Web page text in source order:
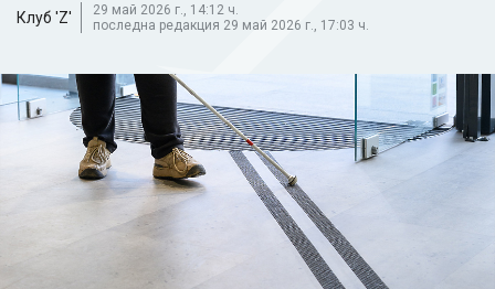
Клуб 'Z'
29 май 2026 г., 14:12 ч.
последна редакция 29 май 2026 г., 17:03 ч.